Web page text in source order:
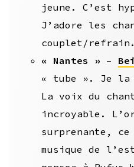
jeune. C’est
J’adore les
couplet/refrain.
« Nantes » –
« tube ». Je la
La voix du
incroyable.
surprenante, ce
musique de